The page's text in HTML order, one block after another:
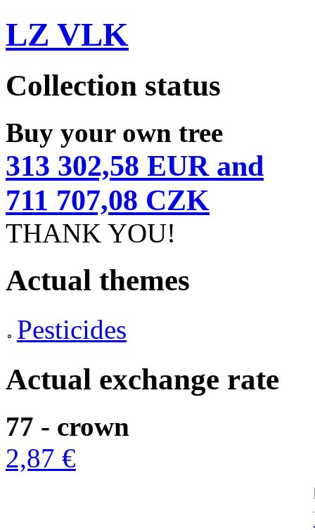
LZ VLK
Collection status
Buy your own tree
313 302,58 EUR and
711 707,08 CZK
THANK YOU!
Actual themes
Pesticides
Actual exchange rate
77 - crown
2,87 €